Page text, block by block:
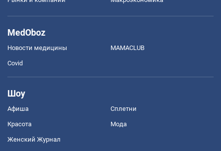
MedOboz
Новости медицины MAMACLUB
Covid
Шоу
Афиша Сплетни
Красота Мода
Женский Журнал